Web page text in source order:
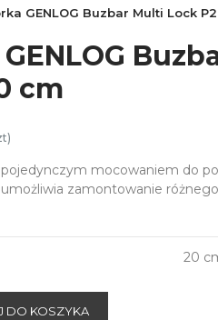
GENLOG Buzbar Multi Lock
cm
pojedynczym mocowaniem do
zamontowanie
20
DO KOSZYKA